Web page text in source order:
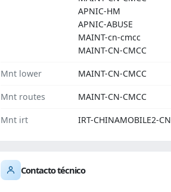
APNIC-HM
APNIC-ABUSE
MAINT-cn-cmcc
MAINT-CN-CMCC
Mnt lower MAINT-CN-CMCC
Mnt routes MAINT-CN-CMCC
Mnt irt IRT-CHINAMOBILE2-CN
Contacto técnico